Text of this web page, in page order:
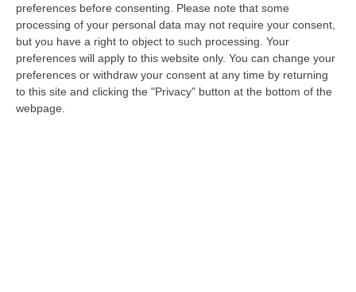
preferences before consenting. Please note that some
processing of your personal data may not require your consent,
but you have a right to object to such processing. Your
preferences will apply to this website only. You can change your
preferences or withdraw your consent at any time by returning
to this site and clicking the "Privacy" button at the bottom of the
webpage.
commerciale, sanzioni per 4mila euro. Un
uomo denunciato con un coltello, un altro
segnalato per hashish
Pubblicato il: 14/03/26 – 10:11